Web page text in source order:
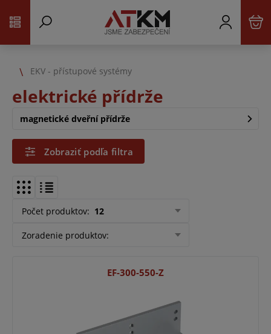
EKV - přístupové systémy
elektrické přídrže
magnetické dveřní přídrže
Zobraziť podľa filtra
Počet produktov: 12
Zoradenie produktov:
EF-300-550-Z